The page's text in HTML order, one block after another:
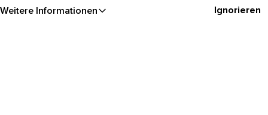
Weitere Informationen Ignorieren